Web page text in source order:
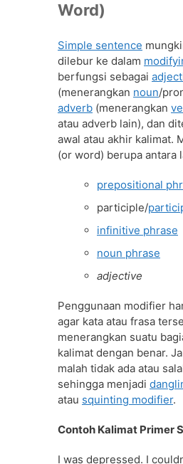
Word)
Simple sentence
dilebur ke dalam
berfungsi sebagai
(menerangkan noun/
adverb (menerangkan
atau adverb lain), dan
awal atau akhir kalimat.
(or word) berupa antara
prepositional
participle/
infinitive phrase
noun phrase
adjective
Penggunaan modifier
agar kata atau frasa
menerangkan suatu
kalimat dengan benar.
malah tidak ada atau
sehingga menjadi
atau squinting modifier.
Contoh Kalimat Primer
I was depressed. I